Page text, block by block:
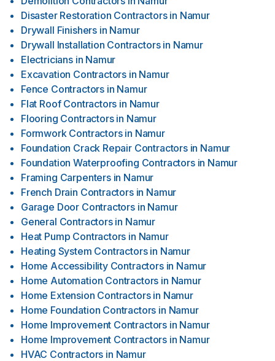
Disaster Restoration Contractors in Namur
Drywall Finishers in Namur
Drywall Installation Contractors in Namur
Electricians in Namur
Excavation Contractors in Namur
Fence Contractors in Namur
Flat Roof Contractors in Namur
Flooring Contractors in Namur
Formwork Contractors in Namur
Foundation Crack Repair Contractors in Namur
Foundation Waterproofing Contractors in Namur
Framing Carpenters in Namur
French Drain Contractors in Namur
Garage Door Contractors in Namur
General Contractors in Namur
Heat Pump Contractors in Namur
Heating System Contractors in Namur
Home Accessibility Contractors in Namur
Home Automation Contractors in Namur
Home Extension Contractors in Namur
Home Foundation Contractors in Namur
Home Improvement Contractors in Namur
Home Improvement Contractors in Namur
HVAC Contractors in Namur